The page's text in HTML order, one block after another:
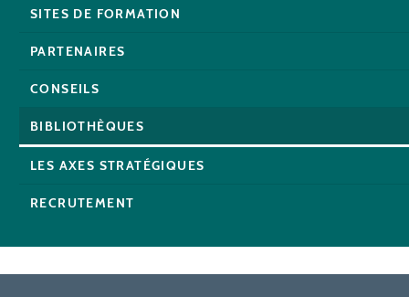
SITES DE FORMATION
PARTENAIRES
CONSEILS
BIBLIOTHÈQUES
LES AXES STRATÉGIQUES
RECRUTEMENT